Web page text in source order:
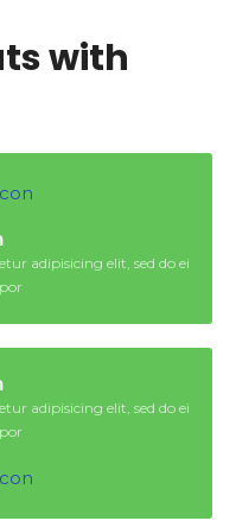
with
adipisicing elit, sed do ei
adipisicing elit, sed do ei